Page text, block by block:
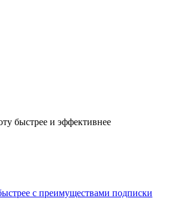
быстрее и эффективнее
с преимуществами подписки